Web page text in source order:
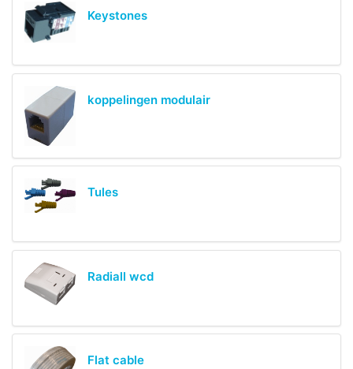
Keystones
koppelingen modulair
Tules
Radiall wcd
Flat cable